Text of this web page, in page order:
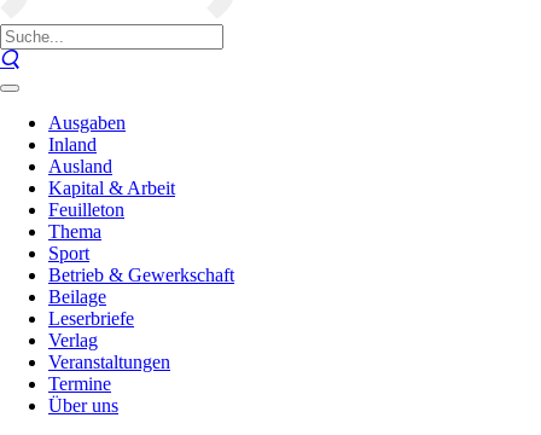
Ausgaben
Inland
Ausland
Kapital & Arbeit
Feuilleton
Thema
Sport
Betrieb & Gewerkschaft
Beilage
Leserbriefe
Verlag
Veranstaltungen
Termine
Über uns